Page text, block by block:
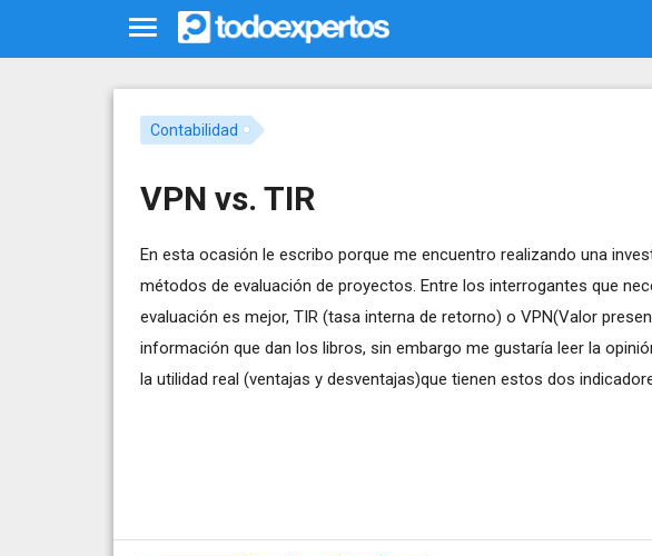
Contabilidad
VPN vs. TIR
En esta ocasión le escribo porque me encuentro realizando una
métodos de evaluación de proyectos. Entre los interrogantes que
evaluación es mejor, TIR (tasa interna de retorno) o VPN(Valor
información que dan los libros, sin embargo me gustaría leer la
la utilidad real (ventajas y desventajas)que tienen estos dos